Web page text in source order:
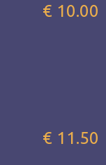
€ 10.00
€ 11.50